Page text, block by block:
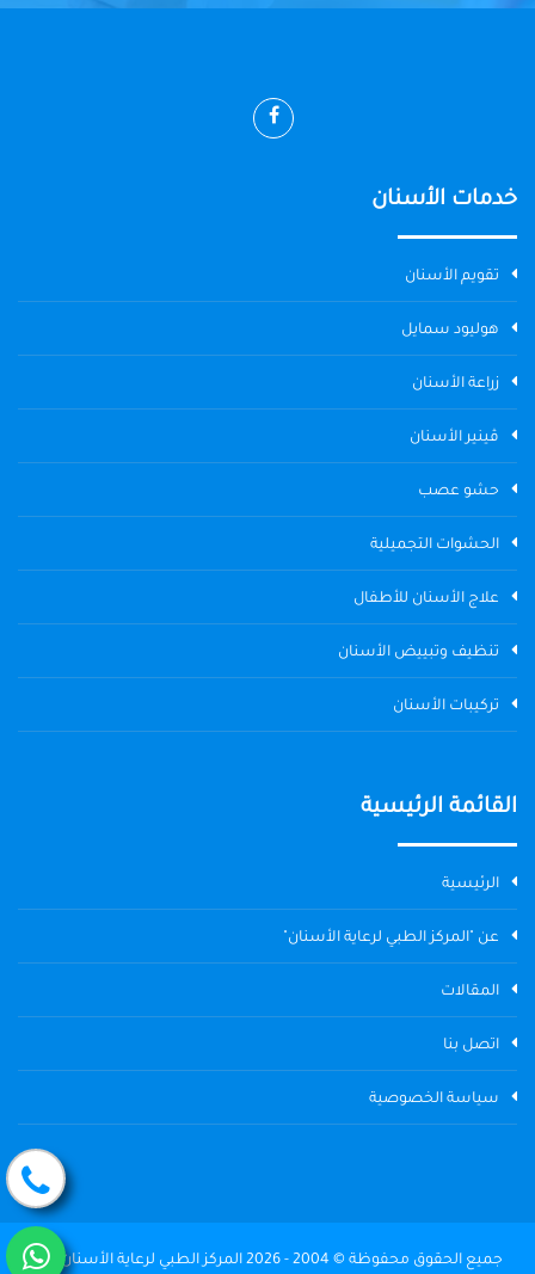
خدمات الأسنان
تقويم الأسنان
هوليود سمايل
زراعة الأسنان
ڤينير الأسنان
حشو عصب
الحشوات التجميلية
علاج الأسنان للأطفال
تنظيف وتبييض الأسنان
تركيبات الأسنان
القائمة الرئيسية
الرئيسية
عن "المركز الطبي لرعاية الأسنان"
المقالات
اتصل بنا
سياسة الخصوصية
جميع الحقوق محفوظة © 2004 - 2026 المركز الطبي لرعاية الأسنان The